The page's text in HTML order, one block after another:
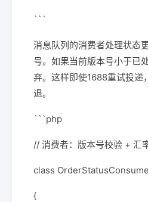
```
消息队列的消费者处理状态
号。如果当前版本号小于已
弃。这样即使1688重试投递
退。
```php
// 消费者：版本号校验 + 汇
class
{